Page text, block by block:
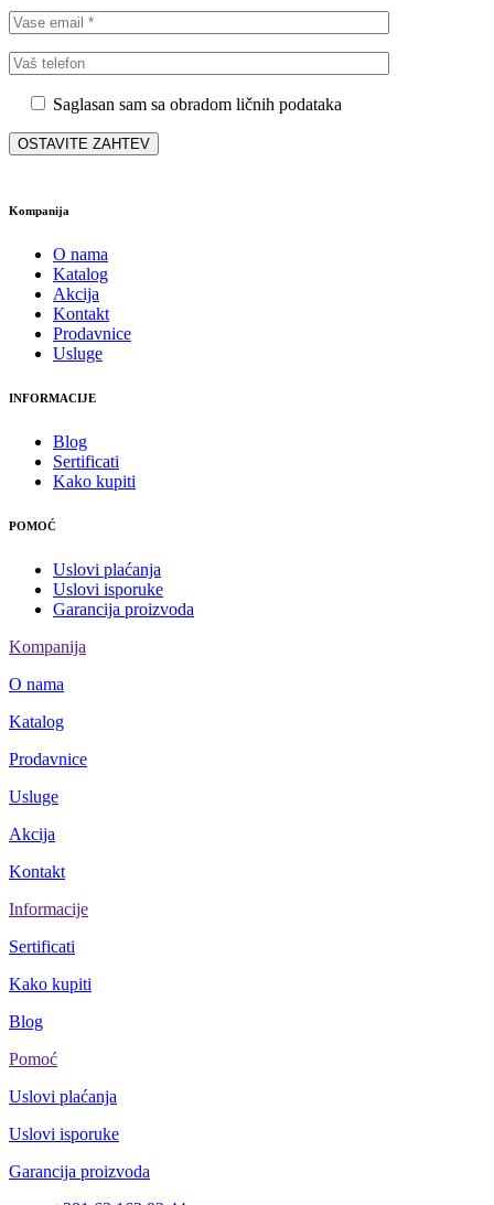
Saglasan sam sa obradom ličnih podataka
Kompanija
O nama
Katalog
Akcija
Kontakt
Prodavnice
Usluge
INFORMACIJE
Blog
Sertificati
Kako kupiti
POMOĆ
Uslovi plaćanja
Uslovi isporuke
Garancija proizvoda
Kompanija
O nama
Katalog
Prodavnice
Usluge
Akcija
Kontakt
Informacije
Sertificati
Kako kupiti
Blog
Pomoć
Uslovi plaćanja
Uslovi isporuke
Garancija proizvoda